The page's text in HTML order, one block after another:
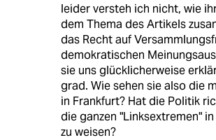
leider versteh ich nicht, wie
dem Thema des Artikels
das Recht auf
demokratischen
sie uns glücklicherweise
grad. Wie sehen sie also die
in Frankfurt? Hat die Politik
die ganzen "Linksextremen"
zu weisen?